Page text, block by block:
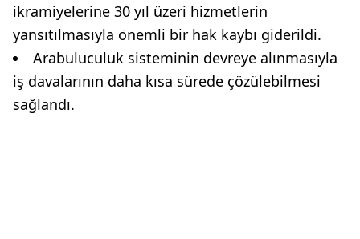
ikramiyelerine 30 yıl üzeri hizmetlerin
yansıtılmasıyla önemli bir hak kaybı giderildi.
Arabuluculuk sisteminin devreye alınmasıyla
iş davalarının daha kısa sürede çözülebilmesi
sağlandı.